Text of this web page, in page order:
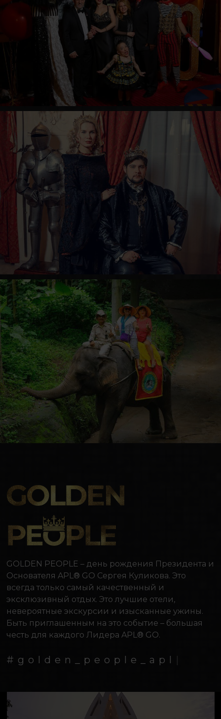
GOLDEN PEOPLE – день рождения Президента и
Основателя APL® GO Сергея Куликова. Это
всегда только самый качественный и
эксклюзивный отдых. Это лучшие отели,
невероятные экскурсии и изысканные ужины.
Быть приглашенным на это событие – большая
честь для каждого Лидера APL® GO.
.
# g o l d e n p e o p l e a p l |